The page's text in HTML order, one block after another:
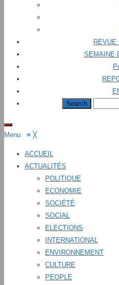
REVUE
SEMAINE
Menu ≡ ╳
ACCUEIL
ACTUALITÉS
POLITIQUE
ECONOMIE
SOCIÉTÉ
SOCIAL
ELECTIONS
INTERNATIONAL
ENVIRONNEMENT
CULTURE
PEOPLE